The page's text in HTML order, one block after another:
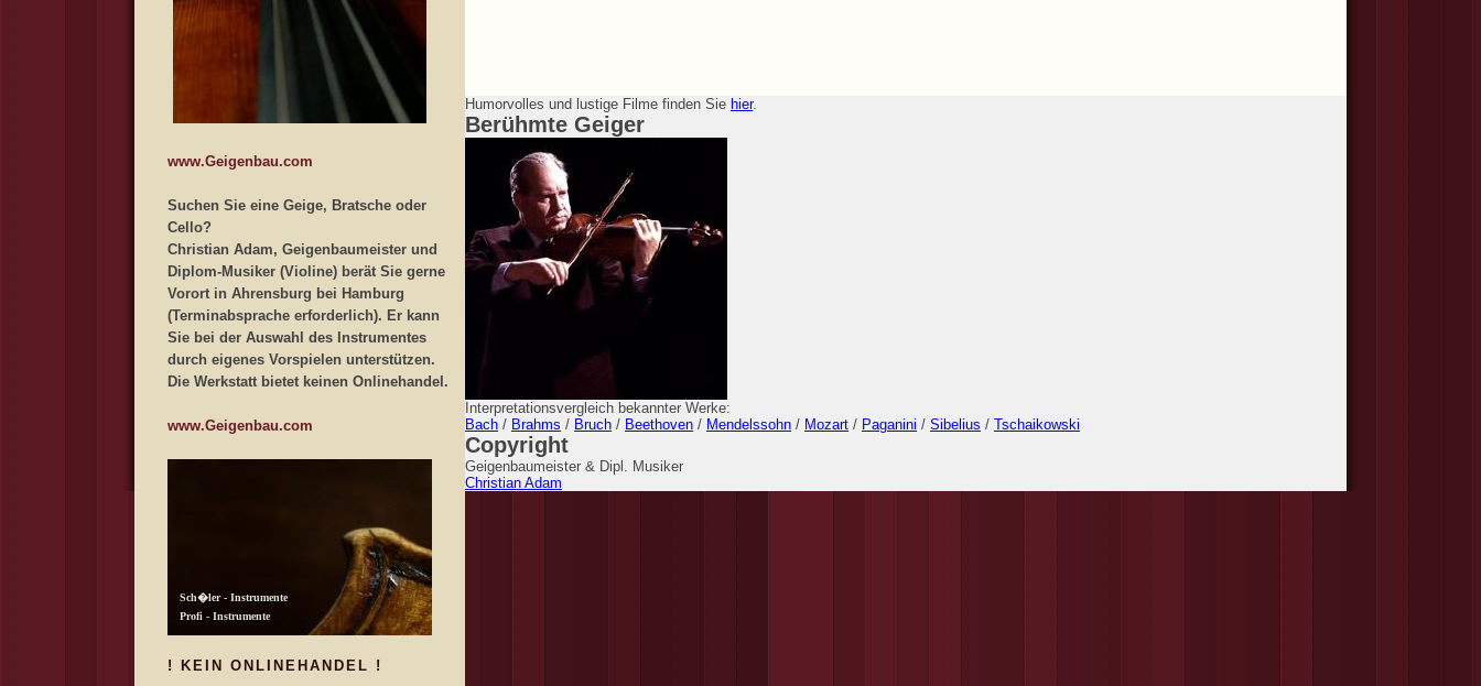
www.Geigenbau.com
Suchen Sie eine Geige, Bratsche oder
Cello?
Christian Adam, Geigenbaumeister und
Diplom-Musiker (Violine) berät Sie gerne
Vorort in Ahrensburg bei Hamburg
(Terminabsprache erforderlich). Er kann
Sie bei der Auswahl des Instrumentes
durch eigenes Vorspielen unterstützen.
Die Werkstatt bietet keinen Onlinehandel.
www.Geigenbau.com
! KEIN ONLINEHANDEL !
Humorvolles und lustige Filme finden Sie hier.
Berühmte Geiger
Interpretationsvergleich bekannter Werke:
Bach / Brahms / Bruch / Beethoven / Mendelssohn / Mozart / Paganini / Sibelius / Tschaikowski
Copyright
Geigenbaumeister & Dipl. Musiker
Christian Adam